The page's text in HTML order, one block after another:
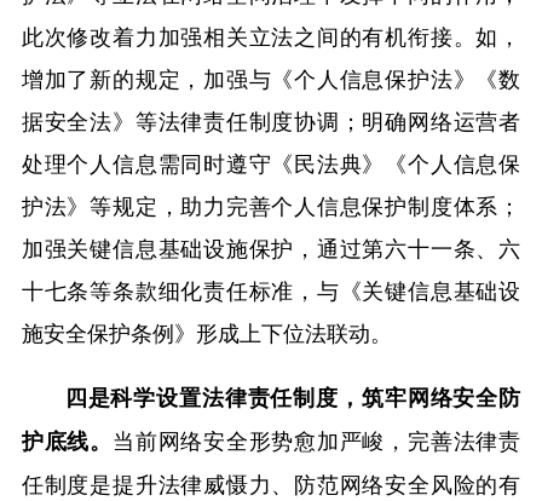
此次修改着力加强相关立法之间的有机衔接。如，
增加了新的规定，加强与《个人信息保护法》《数
据安全法》等法律责任制度协调；明确网络运营者
处理个人信息需同时遵守《民法典》《个人信息保
护法》等规定，助力完善个人信息保护制度体系；
加强关键信息基础设施保护，通过第六十一条、六
十七条等条款细化责任标准，与《关键信息基础设
施安全保护条例》形成上下位法联动。
四是科学设置法律责任制度，筑牢网络安全防
护底线。 当前网络安全形势愈加严峻，完善法律责
任制度是提升法律威慑力、防范网络安全风险的有